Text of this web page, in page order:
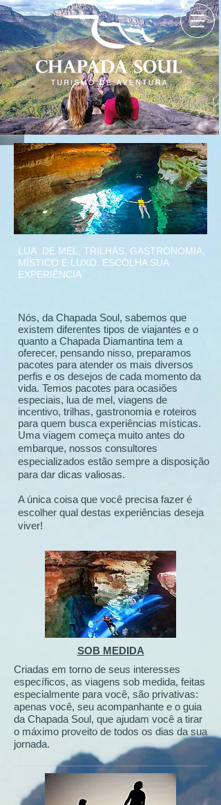
LUA DE MEL, TRILHAS, GASTRONOMIA,
MÍSTICO E LUXO: ESCOLHA SUA
EXPERIÊNCIA
Nós, da Chapada Soul, sabemos que
existem diferentes tipos de viajantes e o
quanto a Chapada Diamantina tem a
oferecer, pensando nisso, preparamos
pacotes para atender os mais diversos
perfis e os desejos de cada momento da
vida. Temos pacotes para ocasiões
especiais, lua de mel, viagens de
incentivo, trilhas, gastronomia e roteiros
para quem busca experiências místicas.
Uma viagem começa muito antes do
embarque, nossos consultores
especializados estão sempre a disposição
para dar dicas valiosas.
A única coisa que você precisa fazer é
escolher qual destas experiências deseja
viver!
SOB MEDIDA
Criadas em torno de seus interesses
específicos, as viagens sob medida, feitas
especialmente para você, são privativas:
apenas você, seu acompanhante e o guia
da Chapada Soul, que ajudam você a tirar
o máximo proveito de todos os dias da sua
jornada.